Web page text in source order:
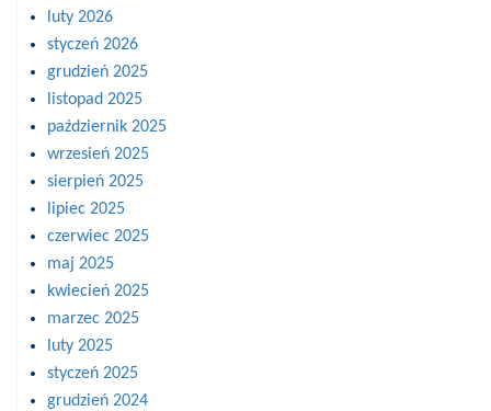
luty 2026
styczeń 2026
grudzień 2025
listopad 2025
październik 2025
wrzesień 2025
sierpień 2025
lipiec 2025
czerwiec 2025
maj 2025
kwiecień 2025
marzec 2025
luty 2025
styczeń 2025
grudzień 2024